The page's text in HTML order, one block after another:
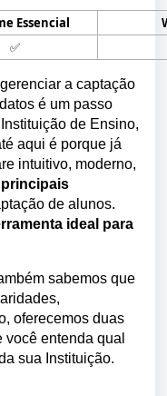
Essencial
✅
a captação
é um passo
de Ensino,
aqui é porque já
intuitivo, moderno,
de alunos.
ideal para
sabemos que
oferecemos duas
entenda qual
sua Instituição.